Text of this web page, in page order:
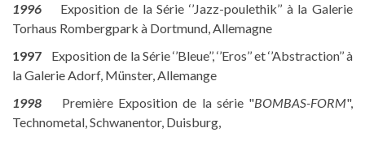
1996 Exposition de la Série ‘’Jazz-poulethik’’ à la Galerie
Torhaus Rombergpark à Dortmund, Allemagne
1997 Exposition de la Série ‘’Bleue’’, ‘’Eros’’ et ‘’Abstraction’’ à
la Galerie Adorf, Münster, Allemange
1998 Première Exposition de la série "BOMBAS-FORM",
Technometal, Schwanentor, Duisburg,